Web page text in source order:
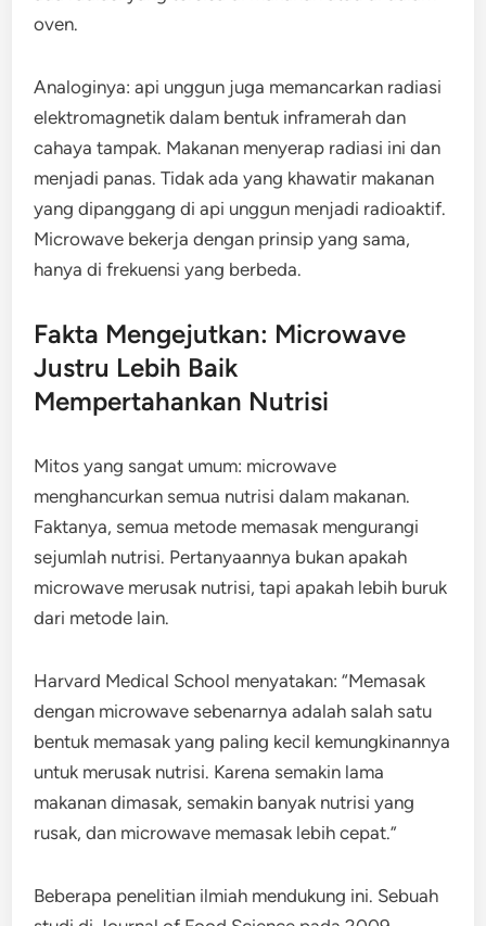
oven.
Analoginya: api unggun juga memancarkan radiasi
elektromagnetik dalam bentuk inframerah dan
cahaya tampak. Makanan menyerap radiasi ini dan
menjadi panas. Tidak ada yang khawatir makanan
yang dipanggang di api unggun menjadi radioaktif.
Microwave bekerja dengan prinsip yang sama,
hanya di frekuensi yang berbeda.
Fakta Mengejutkan: Microwave
Justru Lebih Baik
Mempertahankan Nutrisi
Mitos yang sangat umum: microwave
menghancurkan semua nutrisi dalam makanan.
Faktanya, semua metode memasak mengurangi
sejumlah nutrisi. Pertanyaannya bukan apakah
microwave merusak nutrisi, tapi apakah lebih buruk
dari metode lain.
Harvard Medical School menyatakan: “Memasak
dengan microwave sebenarnya adalah salah satu
bentuk memasak yang paling kecil kemungkinannya
untuk merusak nutrisi. Karena semakin lama
makanan dimasak, semakin banyak nutrisi yang
rusak, dan microwave memasak lebih cepat.”
Beberapa penelitian ilmiah mendukung ini. Sebuah